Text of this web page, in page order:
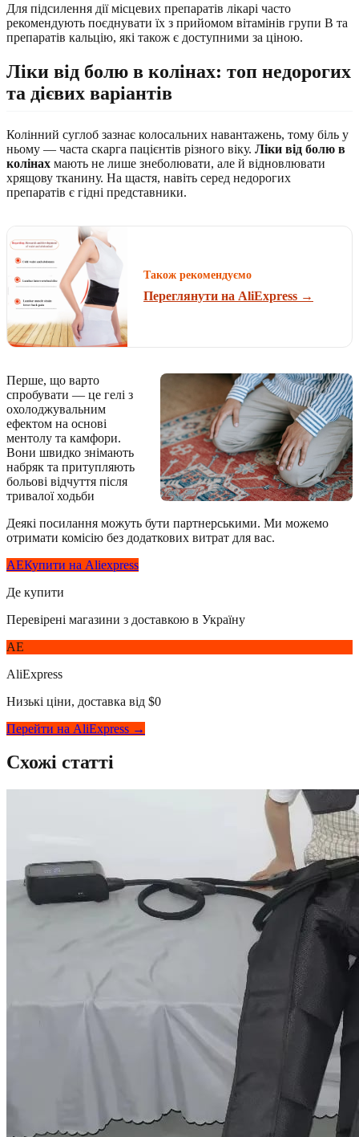
Для підсилення дії місцевих препаратів лікарі часто
рекомендують поєднувати їх з прийомом вітамінів групи B та
препаратів кальцію, які також є доступними за ціною.
Ліки від болю в колінах: топ недорогих
та дієвих варіантів
Колінний суглоб зазнає колосальних навантажень, тому біль у
ньому — часта скарга пацієнтів різного віку. Ліки від болю в
колінах мають не лише знеболювати, але й відновлювати
хрящову тканину. На щастя, навіть серед недорогих
препаратів є гідні представники.
Також рекомендуємо
Переглянути на AliExpress →
Перше, що варто
спробувати — це гелі з
охолоджувальним
ефектом на основі
ментолу та камфори.
Вони швидко знімають
набряк та притупляють
больові відчуття після
тривалої ходьби
Деякі посилання можуть бути партнерськими. Ми можемо
отримати комісію без додаткових витрат для вас.
AEКупити на Aliexpress
Де купити
Перевірені магазини з доставкою в Україну
AE
AliExpress
Низькі ціни, доставка від $0
Перейти на AliExpress →
Схожі статті